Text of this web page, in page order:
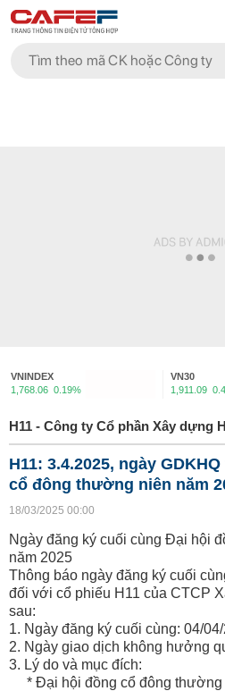
VNINDEX
1,768.06 0.19%
VN30
1,911.09
H11 - Công ty Cổ phần Xây dựng
H11: 3.4.2025, ngày
cổ đông thường niên năm
18/03/2025 00:00
Ngày đăng ký cuối cùng Đại hội
năm 2025
Thông báo ngày đăng ký cuối
đối với cổ phiếu H11 của CTCP
sau:
1. Ngày đăng ký cuối cùng: 04/
2. Ngày giao dịch không hưởng
3. Lý do và mục đích:
* Đại hội đồng cổ đông thường